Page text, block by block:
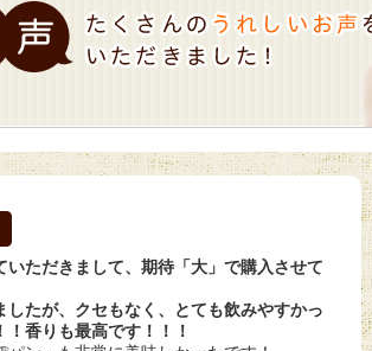
ただきまして、期待「大」で購入させて
したが、クセもなく、とても飲みやすかっ
香りも最高です！！！